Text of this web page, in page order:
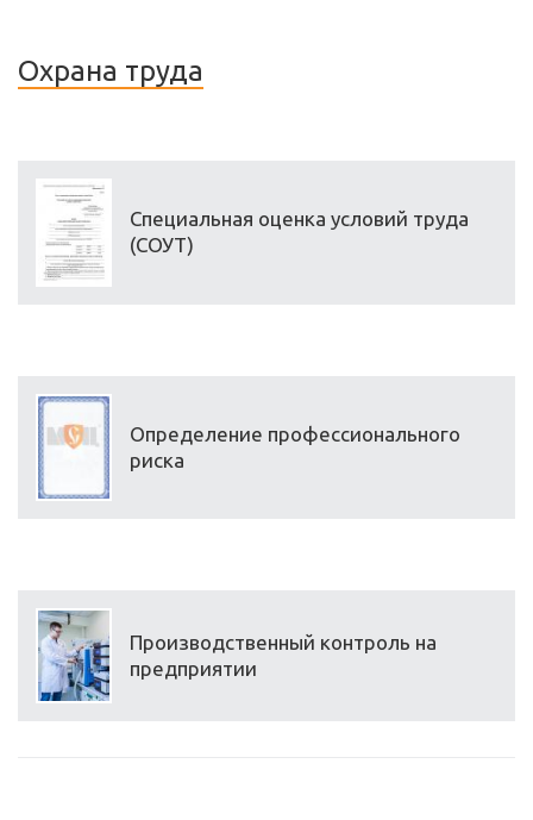
Охрана труда
Специальная оценка условий труда
(СОУТ)
Определение профессионального
риска
Производственный контроль на
предприятии